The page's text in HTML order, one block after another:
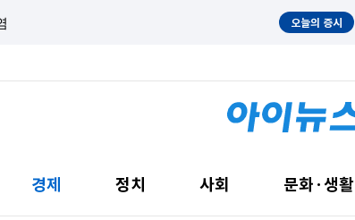
오늘의 증시
경제 정치 사회 문화·생활